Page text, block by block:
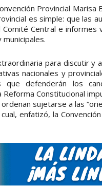
Provincial Marisa
es simple: que las
Central e informes
para discutir y
nacionales y
defenderán los
Constitucional
sujetarse a las
enfatizó, la